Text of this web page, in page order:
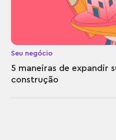
Seu negócio
5 maneiras de expandir
construção